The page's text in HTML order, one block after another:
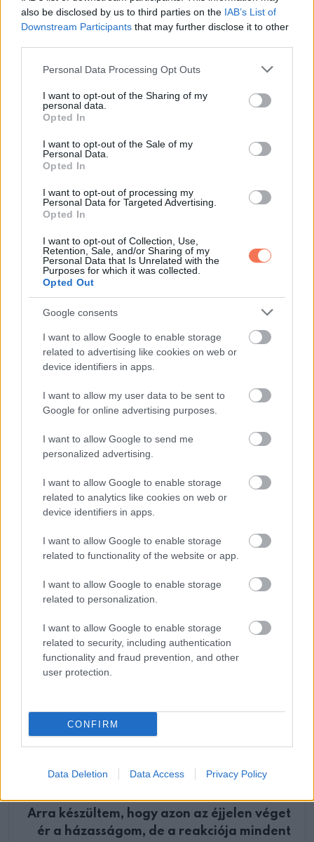
also be disclosed by us to third parties on the IAB’s List of
Downstream Participants that may further disclose it to other
Please note that this website/app uses one or more Google
not limited to your visit or usage behaviour. You may click to
grant or deny consent to Google and its third-party tags to
use your data for below specified purposes in below Google
consent section.
Personal Data Processing Opt Outs
I want to opt-out of the Sharing of my
personal data.
Opted In
I want to opt-out of the Sale of my
Personal Data.
Opted In
I want to opt-out of processing my
Personal Data for Targeted Advertising.
Opted In
I want to opt-out of Collection, Use,
Retention, Sale, and/or Sharing of my
Personal Data that Is Unrelated with the
Purposes for which it was collected.
Opted Out
Google consents
I want to allow Google to enable storage
related to advertising like cookies on web or
device identifiers in apps.
I want to allow my user data to be sent to
Google for online advertising purposes.
I want to allow Google to send me
personalized advertising.
I want to allow Google to enable storage
related to analytics like cookies on web or
device identifiers in apps.
I want to allow Google to enable storage
related to functionality of the website or app.
I want to allow Google to enable storage
related to personalization.
I want to allow Google to enable storage
related to security, including authentication
functionality and fraud prevention, and other
user protection.
CONFIRM
Data Deletion Data Access Privacy Policy
Az emberi szív megtanulja, hogyan találjon máshol tartalmat.
Ha azonban túl sokáig nincs gyengédség, az élet fél
levegővel megy. Meg lehet lenni így is, csak kevésbé
élénken.
Az igazi intimitás több, mint
érintés
Nevetés, mély beszélgetések, közös séták és megértés.
fizikai közelség.
Senki sem vágyik teljes
magányra
Van, aki békét talál az egyedüllétben, más hamarabb társra
vágyik. Legbelül mégis ugyanarra szomjazunk. Szeretni és
szeretve lenni, félelem nélkül.
A halk tanulság
Az intimitás hiánya nem csak az érintés hiánya. Inkább a
Az önállóság erőt ad, az odafordulás ad szívdobbanást az
életnek.
ELŐZŐ POSZT
Arra készültem, hogy azon az éjjelen véget
ér a házasságom, de a reakciója mindent